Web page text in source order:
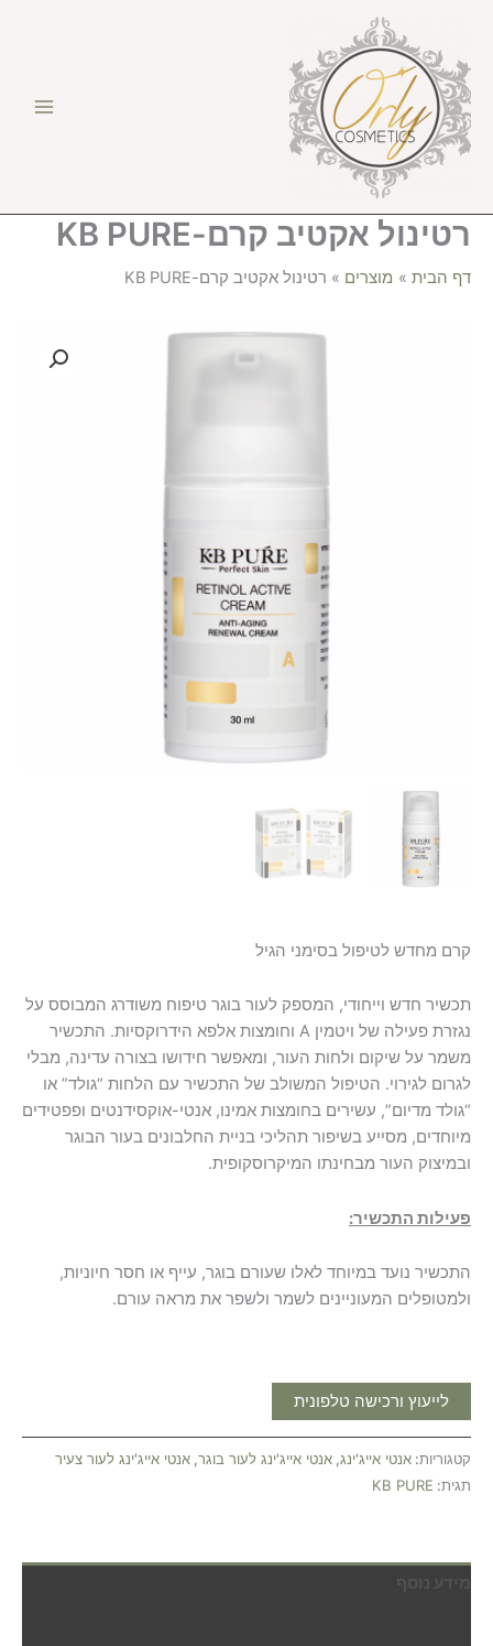
רטינול אקטיב קרם-KB PURE
דף הבית מוצרים רטינול אקטיב קרם-KB PURE
קרם מחדש לטיפול בסימני הגיל
תכשיר חדש וייחודי, המספק לעור בוגר טיפוח משודרג המבוסס על
נגזרת פעילה של ויטמין A וחומצות אלפא הידרוקסיות. התכשיר
משמר על שיקום ולחות העור, ומאפשר חידושו בצורה עדינה, מבלי
לגרום לגירוי. הטיפול המשולב של התכשיר עם הלחות “גולד” או
“גולד מדיום”, עשירים בחומצות אמינו, אנטי-אוקסידנטים ופפטידים
מיוחדים, מסייע בשיפור תהליכי בניית החלבונים בעור הבוגר
ובמיצוק העור מבחינתו המיקרוסקופית.
פעילות התכשיר:
התכשיר נועד במיוחד לאלו שעורם בוגר, עייף או חסר חיוניות,
ולמטופלים המעוניינים לשמר ולשפר את מראה עורם.
לייעוץ ורכישה טלפונית
קטגוריות: אנטי אייג'ינג, אנטי אייג'ינג לעור בוגר, אנטי אייג'ינג לעור צעיר
תגית: KB PURE